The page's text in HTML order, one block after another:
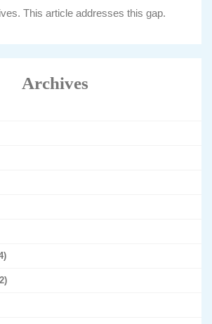
This article addresses this gap.
Archives